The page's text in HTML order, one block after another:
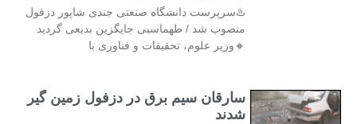
♨️سرپرست دانشگاه صنعتی جندی شاپور دزفول
منصوب شد / طهماسبی جایگزین بدیعی گردید
🔸وزیر علوم، تحقیقات و فناوری با
سارقان سیم برق در دزفول زمین گیر
شدند